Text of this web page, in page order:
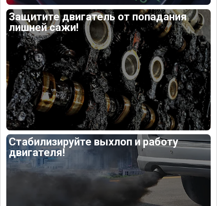
Защитите двигатель от попадания
лишней сажи!
Стабилизируйте выхлоп и работу
двигателя!